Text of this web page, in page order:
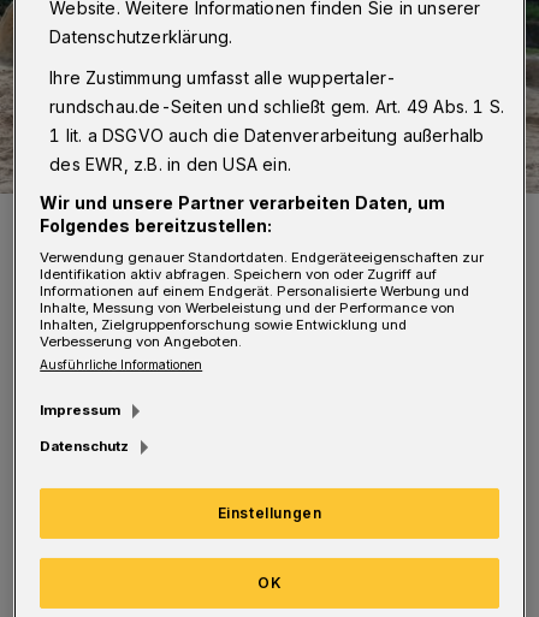
Die Elefanten Gus und Tuffi.
„Das ist ein großartiges Angebot für Kinder
und Familien. Denn Zoos spielten eine
Kindern und es bietet die Gelegenheit, die
Artenvielfalt und deren Lebensräume
unmittelbar zu erleben“, so Ingelore Ockel
Website. Weitere Informationen finden Sie in unserer
Datenschutzerklärung.
Ihre Zustimmung umfasst alle wuppertaler-
rundschau.de-Seiten und schließt gem. Art. 49 Abs. 1 S.
1 lit. a DSGVO auch die Datenverarbeitung außerhalb
des EWR, z.B. in den USA ein.
Wir und unsere Partner verarbeiten Daten, um
Folgendes bereitzustellen:
Verwendung genauer Standortdaten. Endgeräteeigenschaften zur
Identifikation aktiv abfragen. Speichern von oder Zugriff auf
Informationen auf einem Endgerät. Personalisierte Werbung und
Inhalte, Messung von Werbeleistung und der Performance von
Inhalten, Zielgruppenforschung sowie Entwicklung und
Verbesserung von Angeboten.
Ausführliche Informationen
Impressum
Datenschutz
Einstellungen
OK